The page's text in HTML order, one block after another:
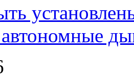
автономные